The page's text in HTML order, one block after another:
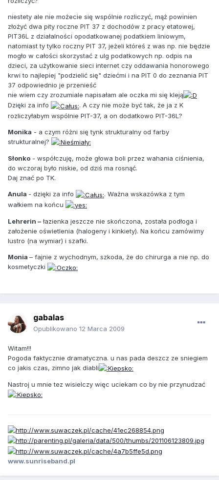
niestety ale nie możecie się wspólnie rozliczyć, mąż powinien
złożyć dwa pity roczne PIT 37 z dochodów z pracy etatowej,
PIT36L z działalności opodatkowanej podatkiem liniowym,
natomiast ty tylko roczny PIT 37, jeżeli któreś z was np. nie będzie
mogło w całości skorzystać z ulg podatkowych np. odpis na
dzieci, za użytkowanie sieci internet czy oddawania honorowego
krwi to najlepiej "podzielić się" dziećmi i na PIT 0 do zeznania PIT
37 odpowiednio je przenieść
nie wiem czy zrozumiale napisałam ale oczka mi się kleją
Dzięki za info
. A czy nie może być tak, że ja z K
rozliczyłabym wspólnie PIT-37, a on dodatkowo PIT-36L?
Monika - a czym różni się tynk strukturalny od farby
strukturalnej?
Słonko - współczuję, może głowa boli przez wahania ciśnienia,
do wczoraj było niskie, od dziś ma rosnąć.
Daj znać po TK.
Anula - dzięki za info
. Ważna wskazówka z tym
wałkiem na końcu
Lehrerin – łazienka jeszcze nie skończona, została podłoga i
założenie oświetlenia (halogeny i kinkiety). Na końcu zamówimy
lustro (na wymiar) i szafki.
Monia – fajnie z wychodnym, szkoda, że do chirurga a nie np. do
kosmetyczki
gabalas
Opublikowano 12 Marca 2009
Witam!!!
Pogoda faktycznie dramatyczna. u nas pada deszcz ze sniegiem
co jakis czas, zimno jak diabli
Nastroj u mnie tez wisielczy więc uciekam co by nie przynudzać
www.sunriseband.pl